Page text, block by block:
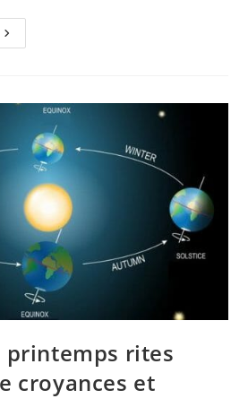
Qu'est-
Comment
Préparer
printemps rites
croyances et